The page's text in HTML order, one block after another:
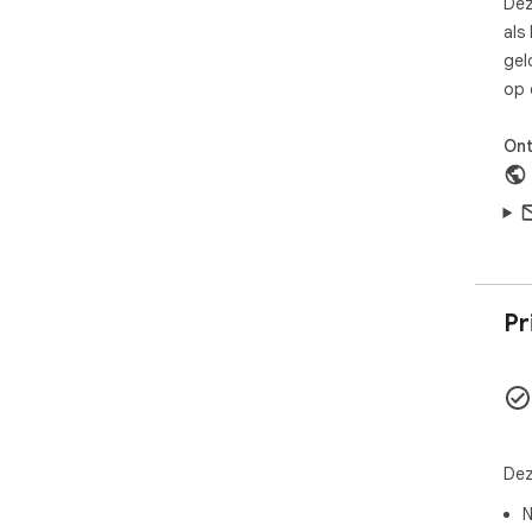
als
op